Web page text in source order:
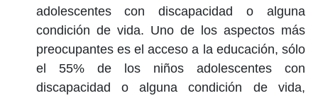
adolescentes con discapacidad o alguna
condición de vida. Uno de los aspectos más
preocupantes es el acceso a la educación, sólo
el 55% de los niños adolescentes con
discapacidad o alguna condición de vida,